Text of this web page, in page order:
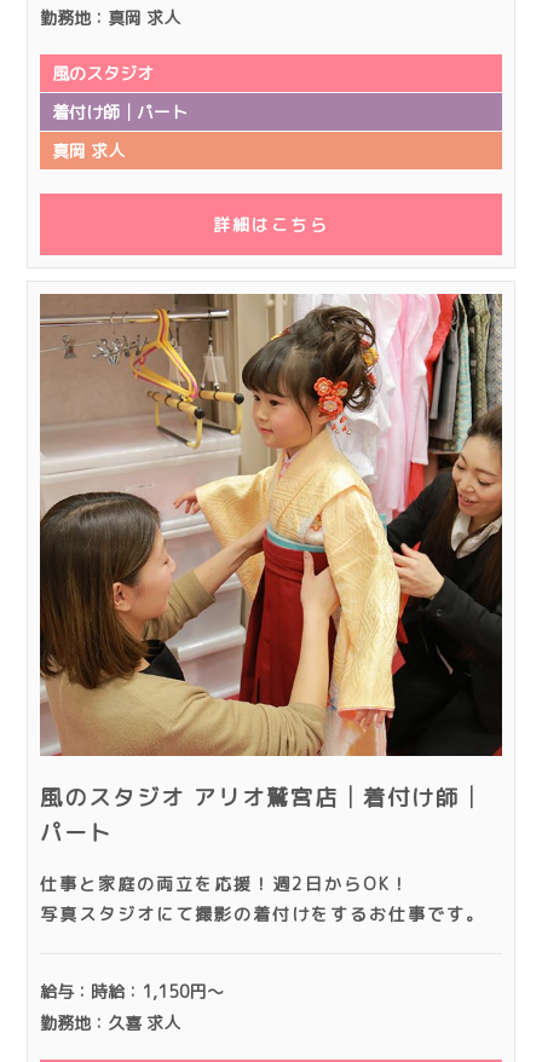
勤務地：真岡 求人
風のスタジオ
着付け師│パート
真岡 求人
詳細はこちら
風のスタジオ アリオ鷲宮店│着付け師│
パート
仕事と家庭の両立を応援！週2日からOK！
写真スタジオにて撮影の着付けをするお仕事です。
給与：時給：1,150円～
勤務地：久喜 求人